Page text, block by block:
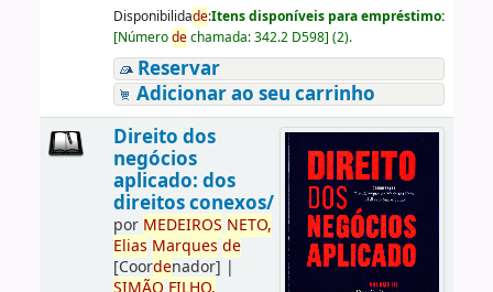
Disponibilidade:Itens disponíveis para empréstimo:
[Númerodechamada:342.2 D598] (2).
Reservar
Adicionar ao seu carrinho
Direito dos
negócios
aplicado: dos
direitos conexos/
por MEDEIROS NETO,
Elias Marques de
[Coordenador] |